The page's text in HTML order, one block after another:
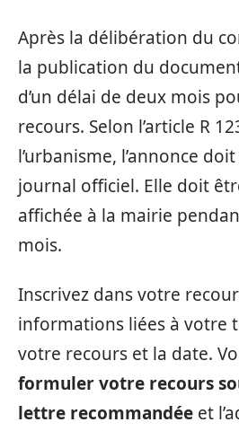
Après la délibération du
la publication du
d’un délai de deux mois
recours. Selon l’article R
l’urbanisme, l’annonce
journal officiel. Elle doit
affichée à la mairie
mois.
Inscrivez dans votre
informations liées à votre
votre recours et la date.
formuler votre recours
lettre recommandée et